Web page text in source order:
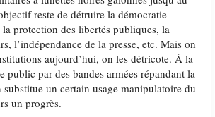
reste de détruire la démocratie –
protection des libertés publiques, la
l’indépendance de la presse, etc. Mais on
aujourd’hui, on les détricote. À la
public par des bandes armées répandant la
un certain usage manipulatoire du
un progrès.